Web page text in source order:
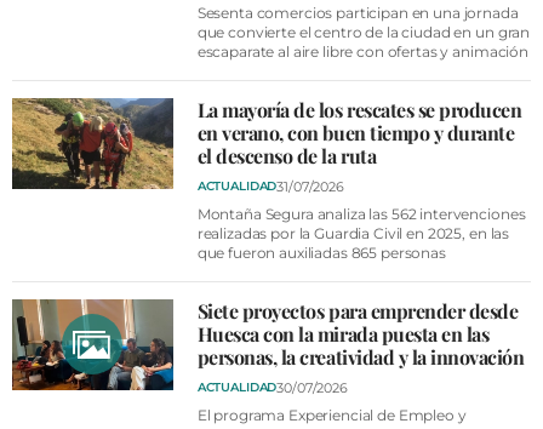
Sesenta comercios participan en una jornada
que convierte el centro de la ciudad en un gran
escaparate al aire libre con ofertas y animación
La mayoría de los rescates se producen
en verano, con buen tiempo y durante
el descenso de la ruta
ACTUALIDAD31/07/2026
Montaña Segura analiza las 562 intervenciones
realizadas por la Guardia Civil en 2025, en las
que fueron auxiliadas 865 personas
Siete proyectos para emprender desde
Huesca con la mirada puesta en las
personas, la creatividad y la innovación
ACTUALIDAD30/07/2026
El programa Experiencial de Empleo y